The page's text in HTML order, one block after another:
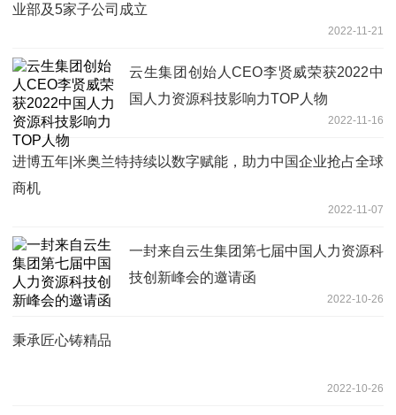
业部及5家子公司成立
2022-11-21
云生集团创始人CEO李贤威荣获2022中
国人力资源科技影响力TOP人物
2022-11-16
进博五年|米奥兰特持续以数字赋能，助力中国企业抢占全球
商机
2022-11-07
一封来自云生集团第七届中国人力资源科
技创新峰会的邀请函
2022-10-26
秉承匠心铸精品
2022-10-26